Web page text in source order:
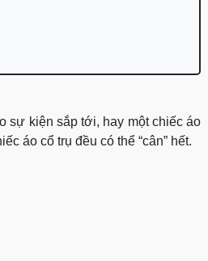
sự kiện sắp tới, hay một chiếc áo
áo cổ trụ đều có thể “cân” hết.